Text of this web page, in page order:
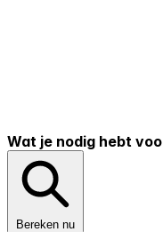
Wat je nodig hebt
Bereken nu